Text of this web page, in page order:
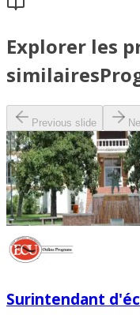
Explorer les
similaires
Previous slide
Surintendant